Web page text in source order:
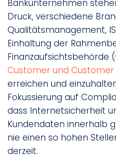
Bankunternehmen
Druck, verschiedene
Qualitätsmanagement,
Einhaltung der
Finanzaufsichtsbehörde (
Customer und Customer
erreichen und
Fokussierung auf
dass Internetsicherheit
Kundendaten innerhalb
nie einen so hohen
derzeit.